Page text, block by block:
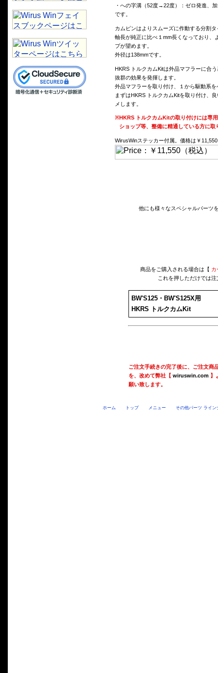
・への字溝（52度→22度）：ゼロ発進、
です。
カムピンはよりスムーズに作動する分割
軸長が純正に比べ１mm長くなっており、
プが望めます。
外径は138mmです。
HKRS トルクカムKitは外品マフラーに合
抜群の効果を発揮します。
外品マフラーを取り付け、１から駆動系
まずはHKRS トルクカムKitを取り付け、
メします。
※HKRS トルクカムKitの取り付けには専
ショップ等、整備に精通している方に取
WirusWinステッカー付属。価格は￥
他にも様々なスペシャルパーツ
商品をご購入される場合は【 カ
これを押しただけでは
BW'S125・BW'S125X用
HKRS トルクカムKit
ご注文手続きの完了後に、ご注文商
を、改めて弊社【 wiruswin.com】
願い致します。
ホーム トップ メニュー その他パーツ ライン